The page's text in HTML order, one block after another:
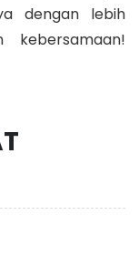
dengan lebih
kebersamaan!